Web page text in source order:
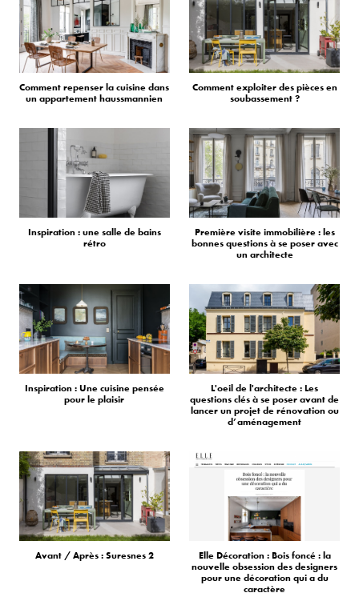
Comment repenser la cuisine dans
un appartement haussmannien
Comment exploiter des pièces en
soubassement ?
Inspiration : une salle de bains
rétro
Première visite immobilière : les
bonnes questions à se poser avec
un architecte
Inspiration : Une cuisine pensée
pour le plaisir
L'oeil de l'architecte : Les
questions clés à se poser avant de
lancer un projet de rénovation ou
d’aménagement
Avant / Après : Suresnes 2
Elle Décoration : Bois foncé : la
nouvelle obsession des designers
pour une décoration qui a du
caractère